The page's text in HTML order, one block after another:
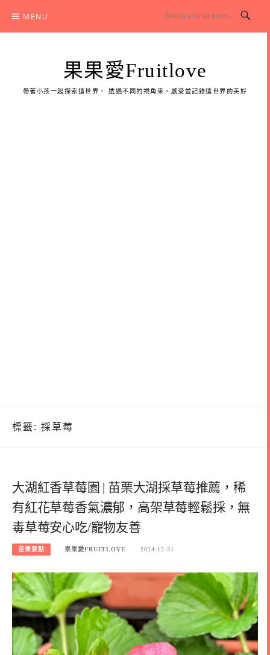
content
MENU
果果愛Fruitlove
帶著小孩一起探索這世界， 透過不同的視角來，感受並記錄這世界的美好
標籤: 採草莓
大湖紅香草莓園 | 苗栗大湖採草莓推薦，稀
有紅花草莓香氣濃郁，高架草莓輕鬆採，無
毒草莓安心吃/寵物友善
苗栗景點 果果愛FRUITLOVE 2024-12-31